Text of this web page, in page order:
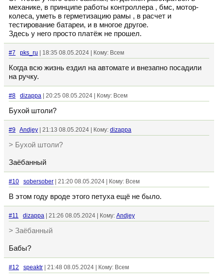
механике, в принципе работы контроллера , бмс, мотор-
колеса, уметь в герметизацию рамы , в расчет и
тестирование батареи, и в многое другое.
Здесь у него просто платёж не прошел.
#7 pks_ru | 18:35 08.05.2024 | Кому: Всем
Когда всю жизнь ездил на автомате и внезапно посадили
на ручку.
#8 dizappa | 20:25 08.05.2024 | Кому: Всем
Бухой штоли?
#9 Andjey | 21:13 08.05.2024 | Кому: dizappa
> Бухой штоли?
Заёбанный
#10 sobersober | 21:20 08.05.2024 | Кому: Всем
В этом году вроде этого петуха ещё не было.
#11 dizappa | 21:26 08.05.2024 | Кому: Andjey
> Заёбанный
Бабы?
#12 speaktr | 21:48 08.05.2024 | Кому: Всем